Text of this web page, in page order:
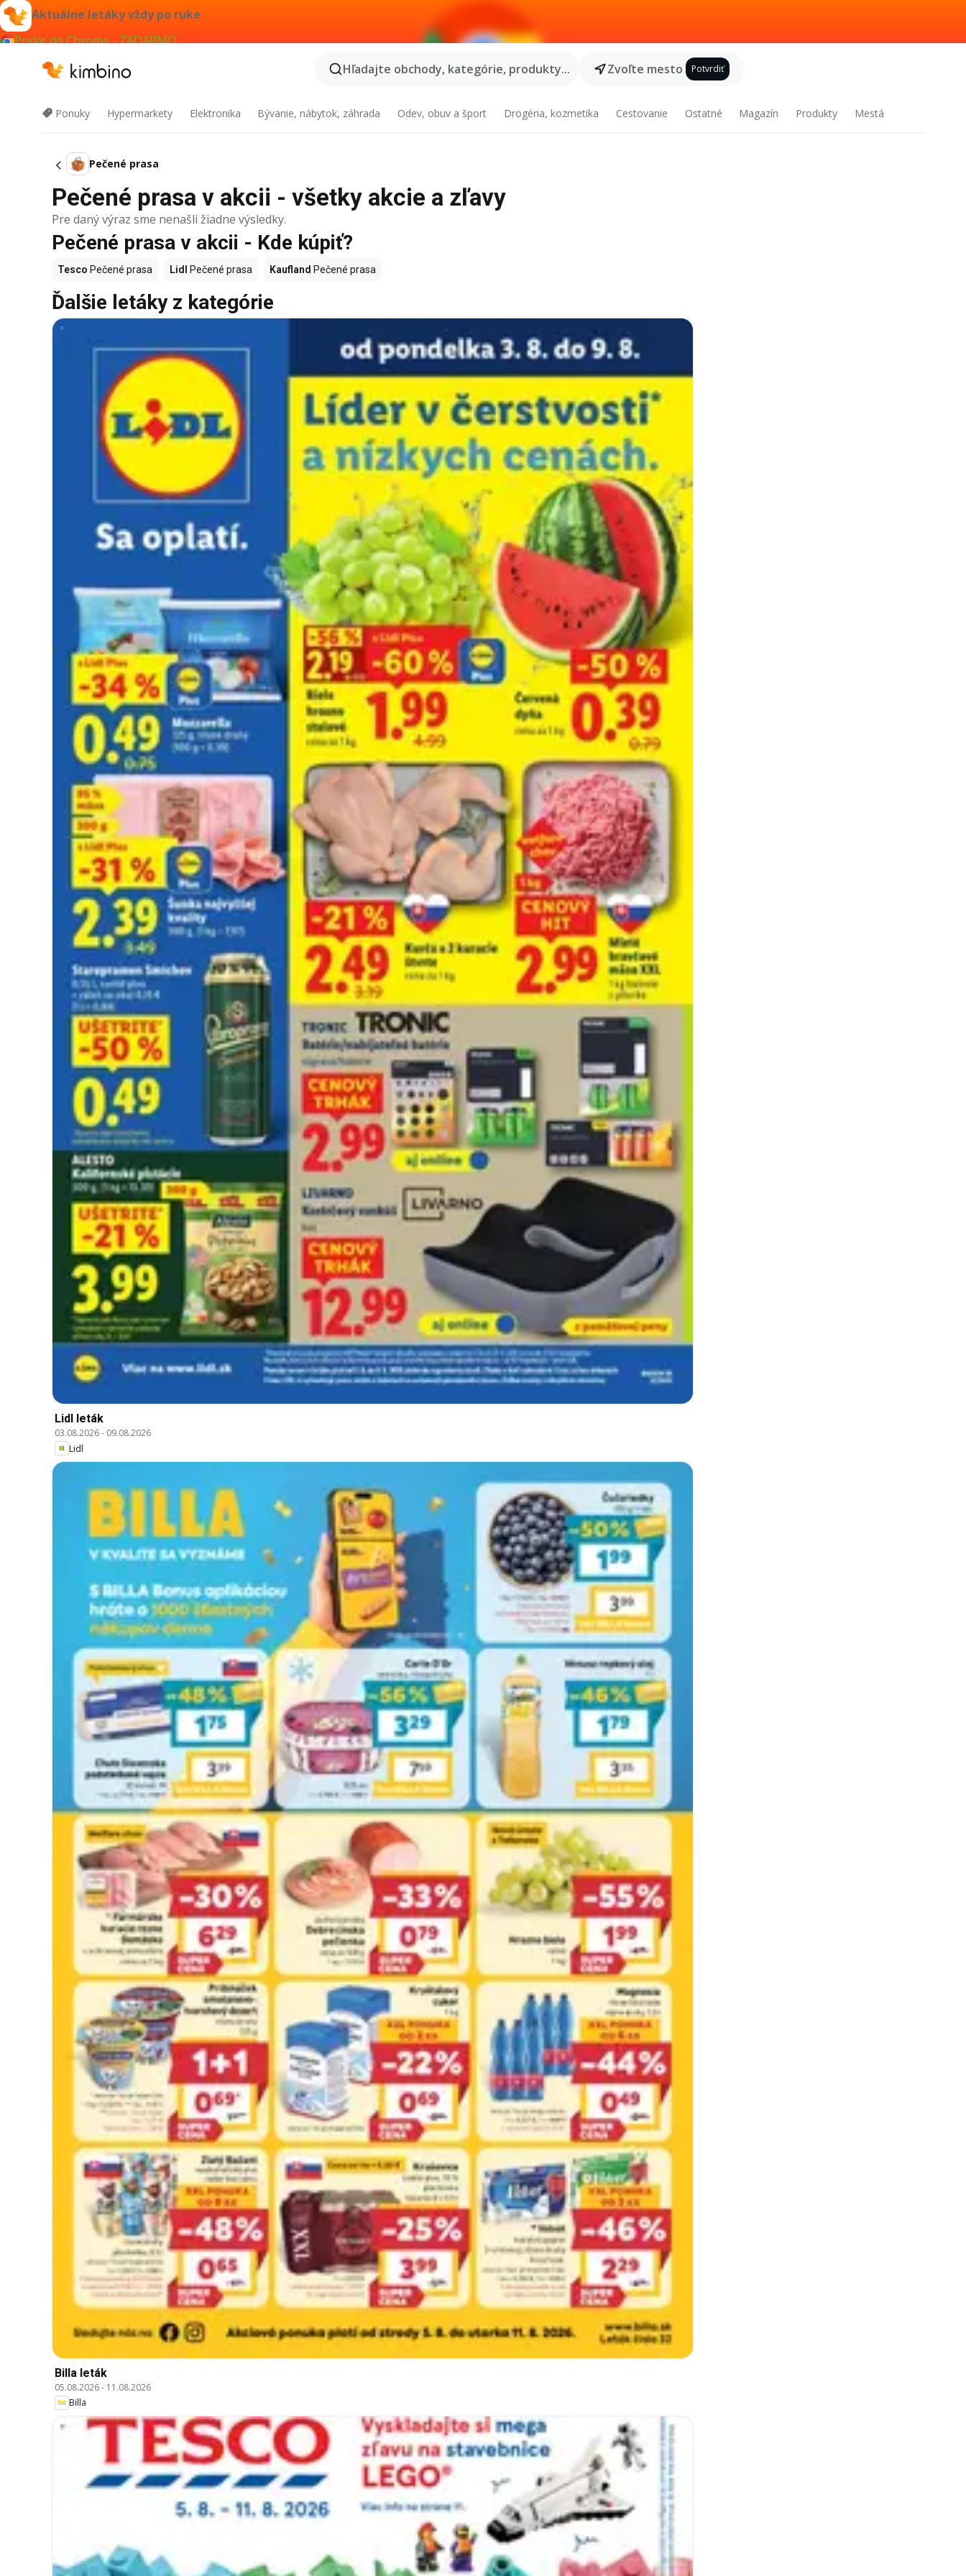
Aktuálne letáky vždy po ruke
Pridať do Chrome - ZADARMO
Hľadajte obchody, kategórie, produkty...
Zvoľte mesto Potvrdiť
Ponuky Hypermarkety Elektronika Bývanie, nábytok, záhrada Odev, obuv a šport Drogéria, kozmetika Cestovanie Ostatné Magazín Produkty Mestá
Pečené prasa
Pečené prasa v akcii - všetky akcie a zľavy
Pre daný výraz sme nenašli žiadne výsledky.
Pečené prasa v akcii - Kde kúpiť?
Tesco Pečené prasa Lidl Pečené prasa Kaufland Pečené prasa
Ďalšie letáky z kategórie
Lidl leták
03.08.2026- 09.08.2026
Lidl
Billa leták
05.08.2026- 11.08.2026
Billa